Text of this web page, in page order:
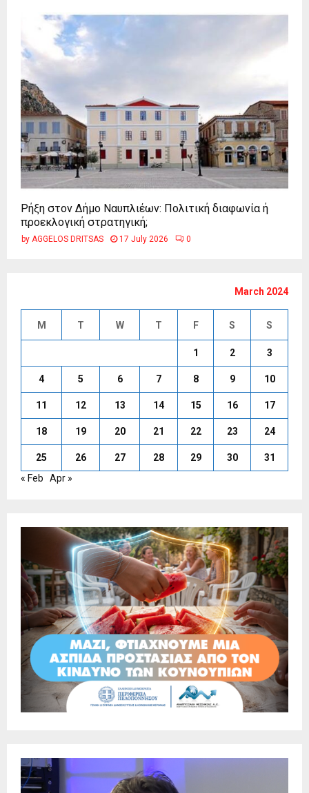
Ρήξη στον Δήμο Ναυπλιέων: Πολιτική διαφωνία ή
προεκλογική στρατηγική;
by AGGELOS DRITSAS 17 July 2026 0
March 2024
M T W T F S S
1 2 3
4 5 6 7 8 9 10
11 12 13 14 15 16 17
18 19 20 21 22 23 24
25 26 27 28 29 30
31
« Feb
Apr »